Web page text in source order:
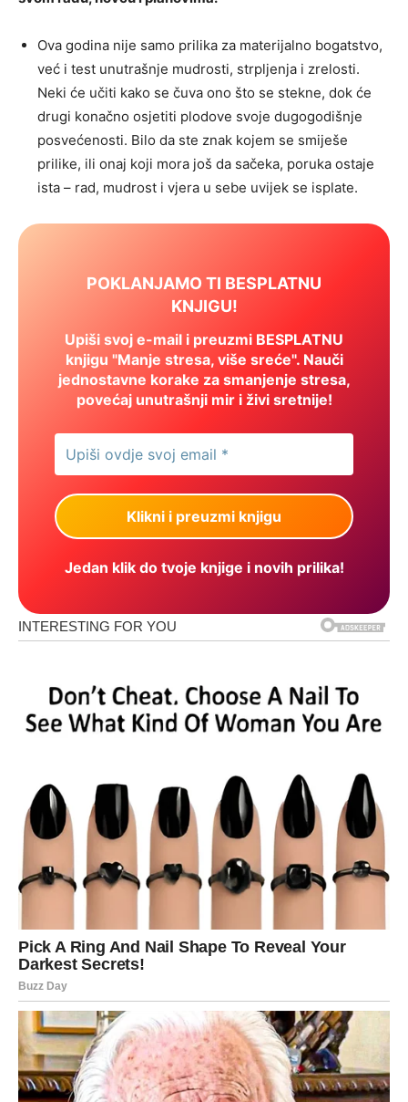
Ova godina nije samo prilika za materijalno bogatstvo,
već i test unutrašnje mudrosti, strpljenja i zrelosti.
Neki će učiti kako se čuva ono što se stekne, dok će
drugi konačno osjetiti plodove svoje dugogodišnje
posvećenosti. Bilo da ste znak kojem se smiješe
prilike, ili onaj koji mora još da sačeka, poruka ostaje
ista – rad, mudrost i vjera u sebe uvijek se isplate.
POKLANJAMO TI BESPLATNU
KNJIGU!
Upiši svoj e-mail i preuzmi BESPLATNU
knjigu "Manje stresa, više sreće". Nauči
jednostavne korake za smanjenje stresa,
povećaj unutrašnji mir i živi sretnije!
Jedan klik do tvoje knjige i novih prilika!